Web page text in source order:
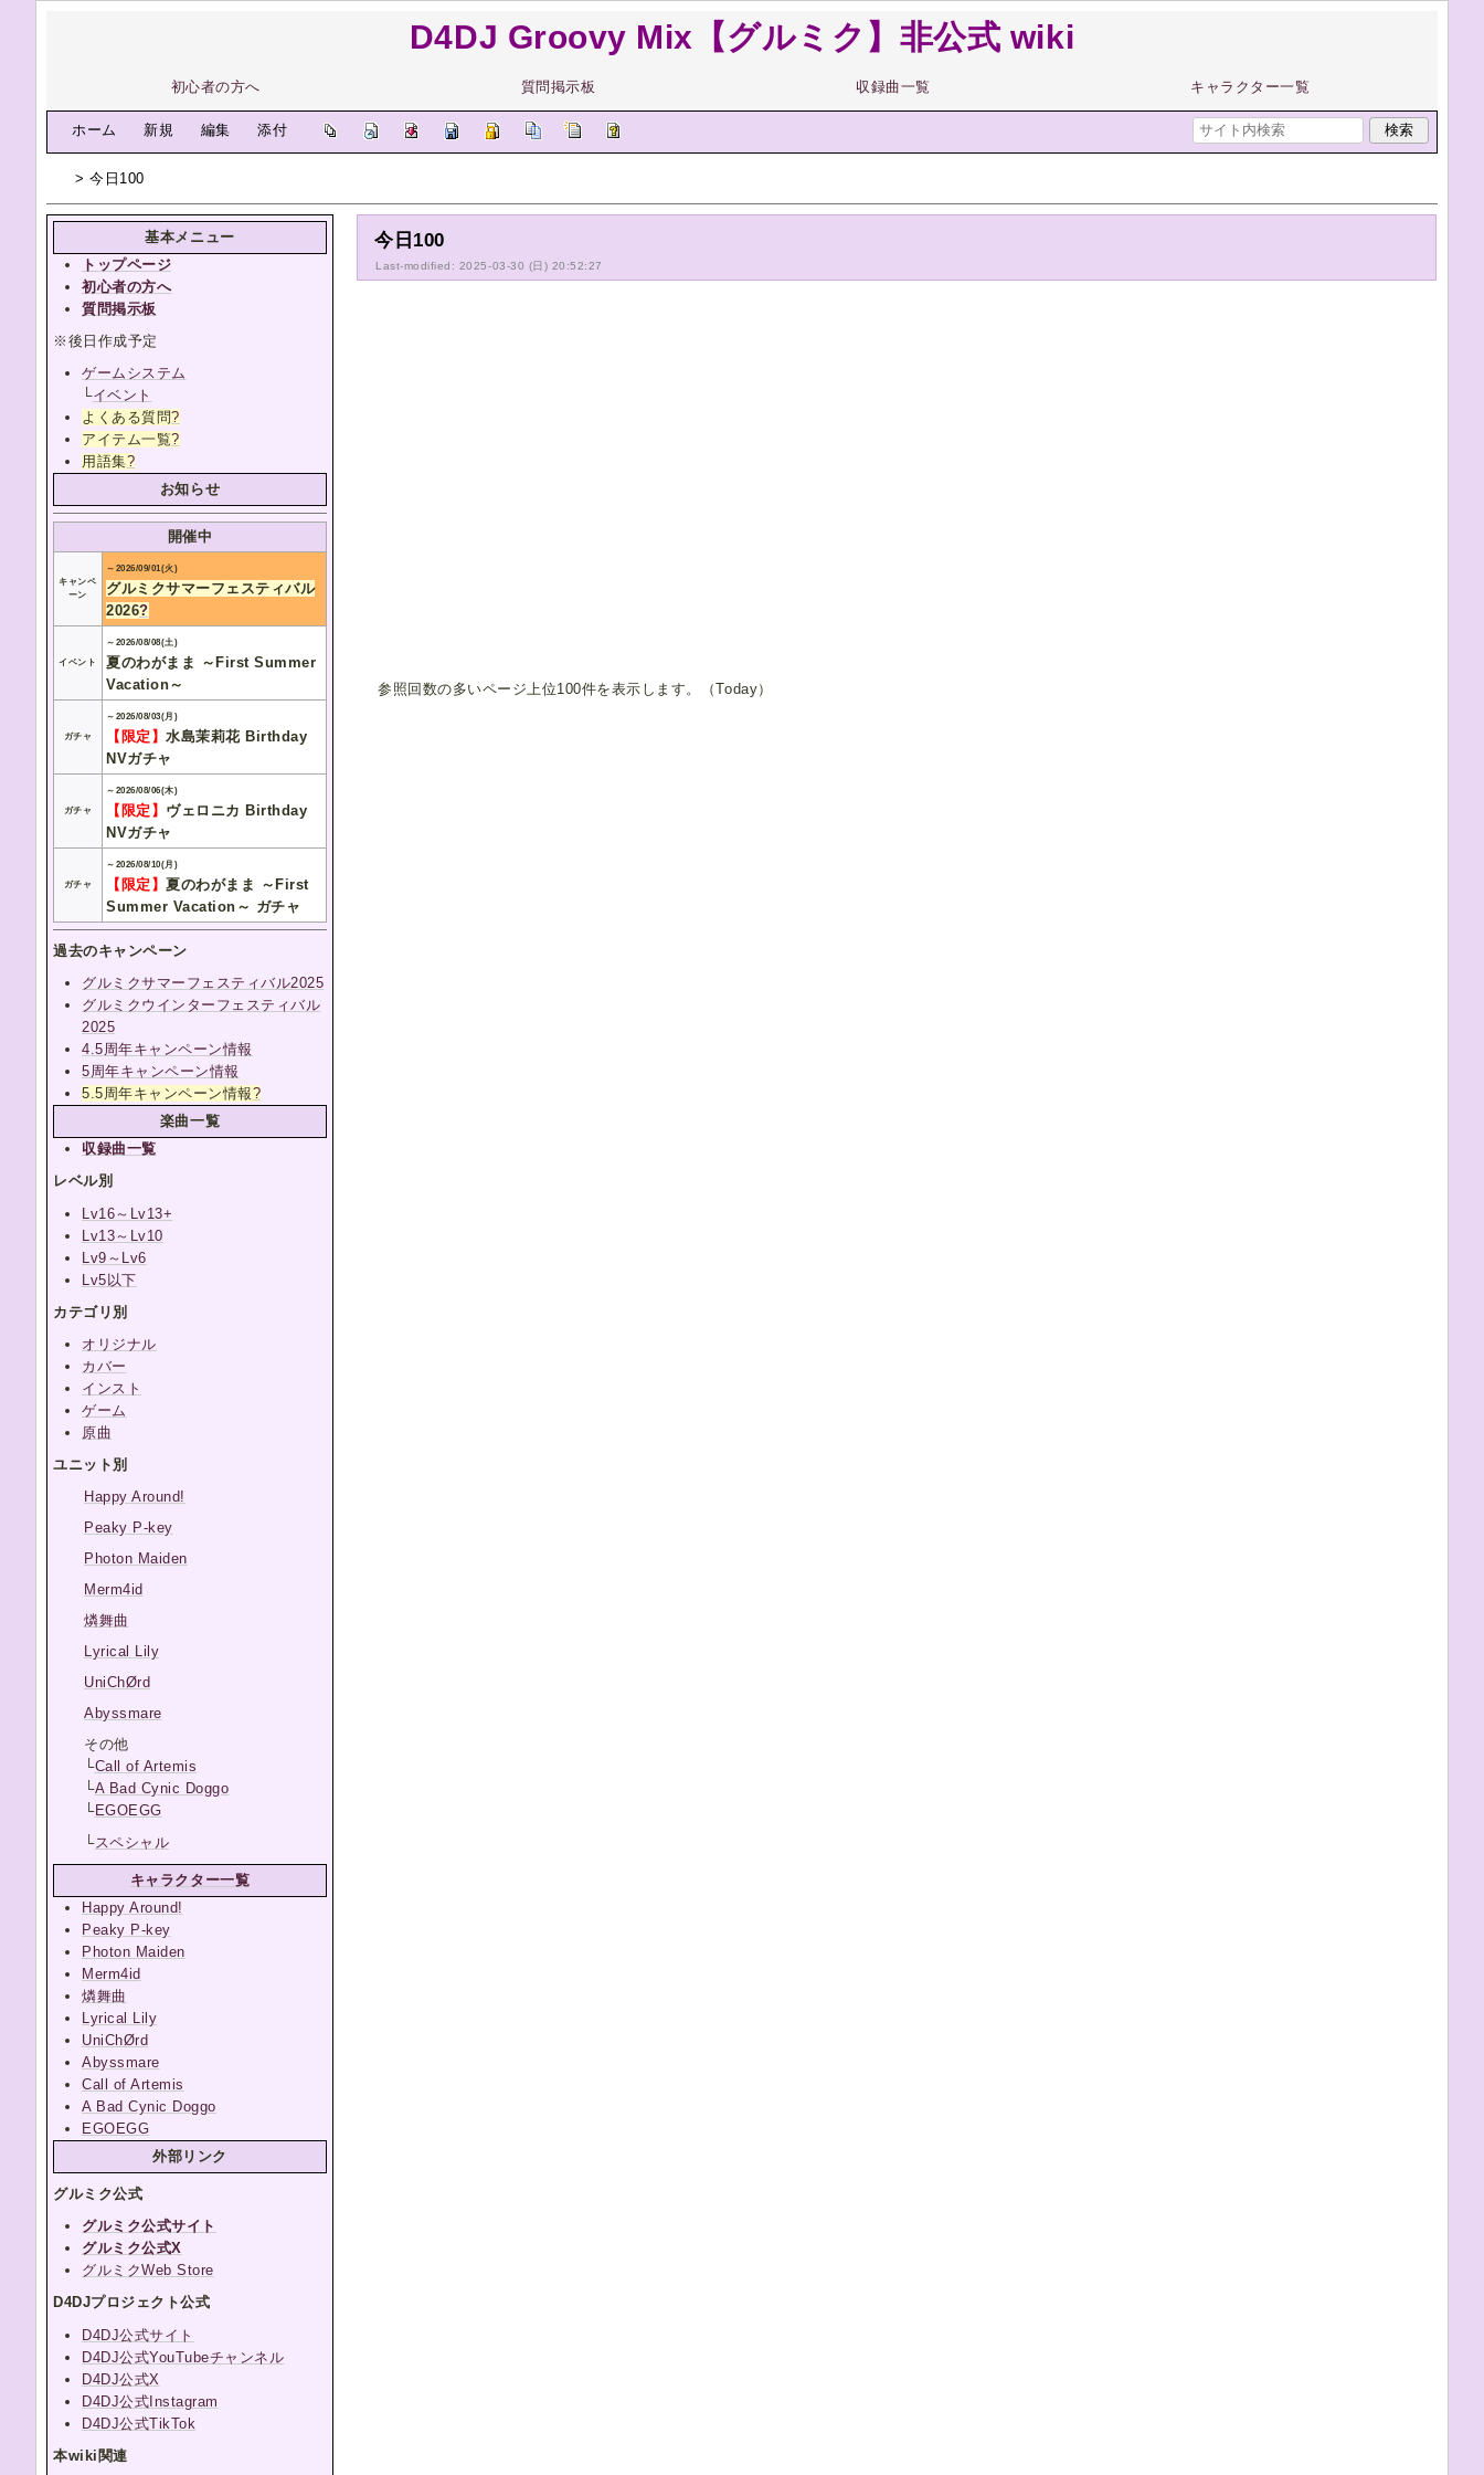
D4DJ Groovy Mix【グルミク】非公式 wiki
初心者の方へ 質問掲示板 収録曲一覧 キャラクター一覧
ホーム 新規 編集 添付
> 今日100
今日100
Last-modified: 2025-03-30 (日) 20:52:27
参照回数の多いページ上位100件を表示します。（Today）
基本メニュー
トップページ
初心者の方へ
質問掲示板
※後日作成予定
ゲームシステム
└イベント
よくある質問?
アイテム一覧?
用語集?
お知らせ
開催中
キャンペ
ーン
～2026/09/01(火)
グルミクサマーフェスティバル
2026?
イベント
～2026/08/08(土)
夏のわがまま ～First Summer
Vacation～
ガチャ
～2026/08/03(月)
【限定】水島茉莉花 Birthday
NVガチャ
ガチャ
～2026/08/06(木)
【限定】 ヴェロニカ Birthday
NVガチャ
ガチャ
～2026/08/10(月)
【限定】夏のわがまま ～First
Summer Vacation～ ガチャ
過去のキャンペーン
グルミクサマーフェスティバル2025
グルミクウインターフェスティバル
2025
4.5周年キャンペーン情報
5周年キャンペーン情報
5.5周年キャンペーン情報?
楽曲一覧
収録曲一覧
レベル別
Lv16～Lv13+
Lv13～Lv10
Lv9～Lv6
Lv5以下
カテゴリ別
オリジナル
カバー
インスト
ゲーム
原曲
ユニット別
Happy Around!
Peaky P-key
Photon Maiden
Merm4id
燐舞曲
Lyrical Lily
UniChØrd
Abyssmare
その他
└Call of Artemis
└A Bad Cynic Doggo
└EGOEGG
└スペシャル
キャラクター一覧
Happy Around!
Peaky P-key
Photon Maiden
Merm4id
燐舞曲
Lyrical Lily
UniChØrd
Abyssmare
Call of Artemis
A Bad Cynic Doggo
EGOEGG
外部リンク
グルミク公式
グルミク公式サイト
グルミク公式X
グルミクWeb Store
D4DJプロジェクト公式
D4DJ公式サイト
D4DJ公式YouTubeチャンネル
D4DJ公式X
D4DJ公式Instagram
D4DJ公式TikTok
本wiki関連